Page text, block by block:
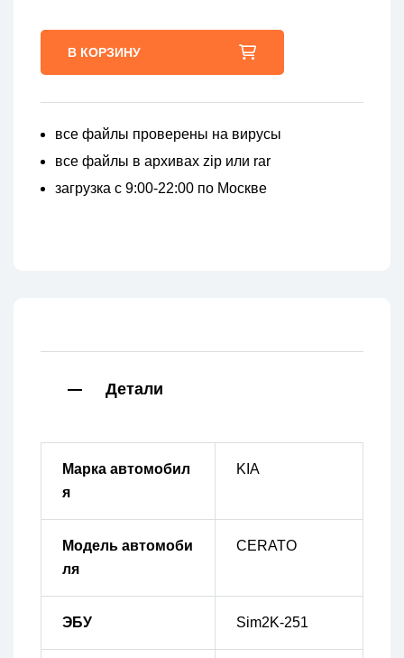
В КОРЗИНУ
все файлы проверены на вирусы
все файлы в архивах zip или rar
загрузка с 9:00-22:00 по Москве
Детали
Марка автомобил
я
KIA
Модель автомоби
ля
CERATO
ЭБУ Sim2K-251